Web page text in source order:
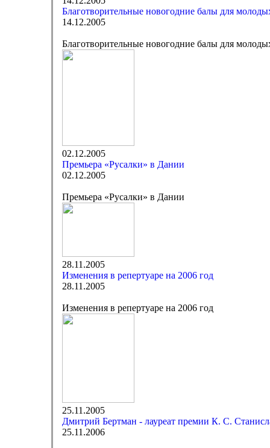
Благотворительные новогодние балы для
14.12.2005
Благотворительные новогодние балы для
02.12.2005
Премьера «Русалки» в Дании
02.12.2005
Премьера «Русалки» в Дании
28.11.2005
Изменения в репертуаре на 2006 год
28.11.2005
Изменения в репертуаре на 2006 год
25.11.2005
Дмитрий Бертман - лауреат премии К. С.
25.11.2006